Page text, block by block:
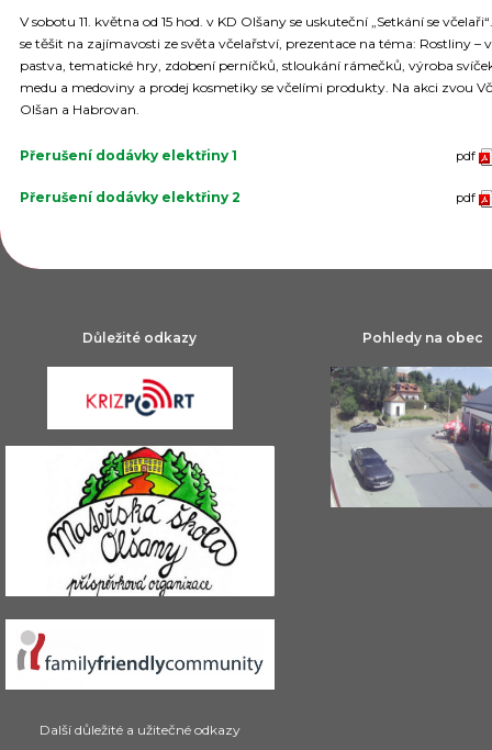
V sobotu 11. května od 15 hod. v KD Olšany se uskuteční „Setkání se
se těšit na zajímavosti ze světa včelařství, prezentace na téma: Rostliny –
pastva, tematické hry, zdobení perníčků, stloukání rámečků, výroba
medu a medoviny a prodej kosmetiky se včelími produkty. Na akci zvou
Olšan a Habrovan.
Přerušení dodávky elektřiny 1 pdf
Přerušení dodávky elektřiny 2 pdf
Důležité odkazy
Další důležité a užitečné odkazy
Pohledy na obec